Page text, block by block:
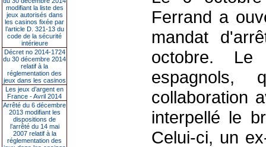
modifiant la liste des
jeux autorisés dans
les casinos fixée par
l’article D. 321-13 du
code de la sécurité
intérieure
Décret no 2014-1724
du 30 décembre 2014
relatif à la
réglementation des
jeux dans les casinos
Les jeux d’argent en
France - Avril 2014
Arrêté du 6 décembre
2013 modifiant les
dispositions de
l’arrêté du 14 mai
2007 relatif à la
réglementation des
Ferrand a
mandat
octobre.
collaboration
interpellé le
Celui-ci, un